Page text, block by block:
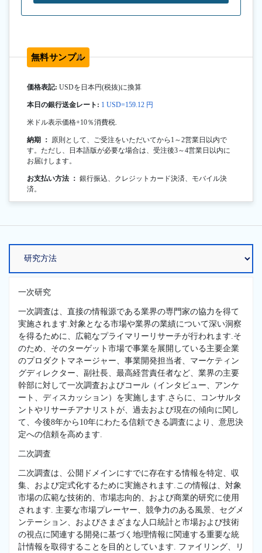
無料サンプル
価格表記: USDを日本円(税抜)に換算
本日の銀行送金レート: 1 USD=159.12 円
米ドル表示価格+10％消費税.
納期 ： 原則として、ご受注をいただいてから1～2営業日以内で
す。ただし、日本語版が必要な場合は、受注後3～4営業日以内に
お届けします。
お支払い方法 ： 銀行振込、クレジットカード決済、モバイル決
済。
一次研究
一次調査は、直接の情報源である業界の専門家の協力を得て
実施されます.対象となる市場や業界の業績について深い洞察
を得るために、広範なプライマリーリサーチが行われます.そ
のため、そのターゲット市場で事業を展開している主要企業
のプロダクトマネージャー、事業開発担当者、マーケティン
グディレクター、副社長、最高経営責任者など、業界の主要
幹部に対して一次調査およびコール（インタビュー、アンケ
ート、ディスカッション）を実施します.さらに、コンサルタ
ントやリサーチアナリストが、過去および現在の傾向に関し
て、今後8年から10年にわたる信頼できる調査により、意思決
定への信頼を高めます.
二次調査
二次調査は、公開ドメインにすでに存在する情報を特定、収
集、および定式化するために実施されます.この情報は、対象
市場の広範な技術的、市場志向的、および商業的研究に使用
されます. 主要な市場プレーヤー、競争力のある風景、セグメ
ンテーション、およびさまざまな人口統計と市場および技術
の視点に関連する開発に基づく地理情報に関連する重要な統
計情報を取得することを目的としています. ファイリング、リ